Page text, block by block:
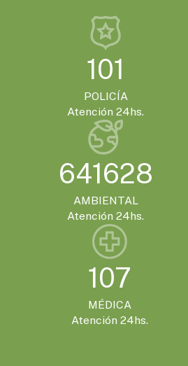
101
POLICÍA
Atención 24hs.
641628
AMBIENTAL
Atención 24hs.
107
MÉDICA
Atención 24hs.